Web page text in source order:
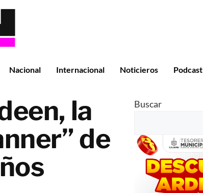
Nacional Internacional Noticieros Podcast
la
de
Buscar